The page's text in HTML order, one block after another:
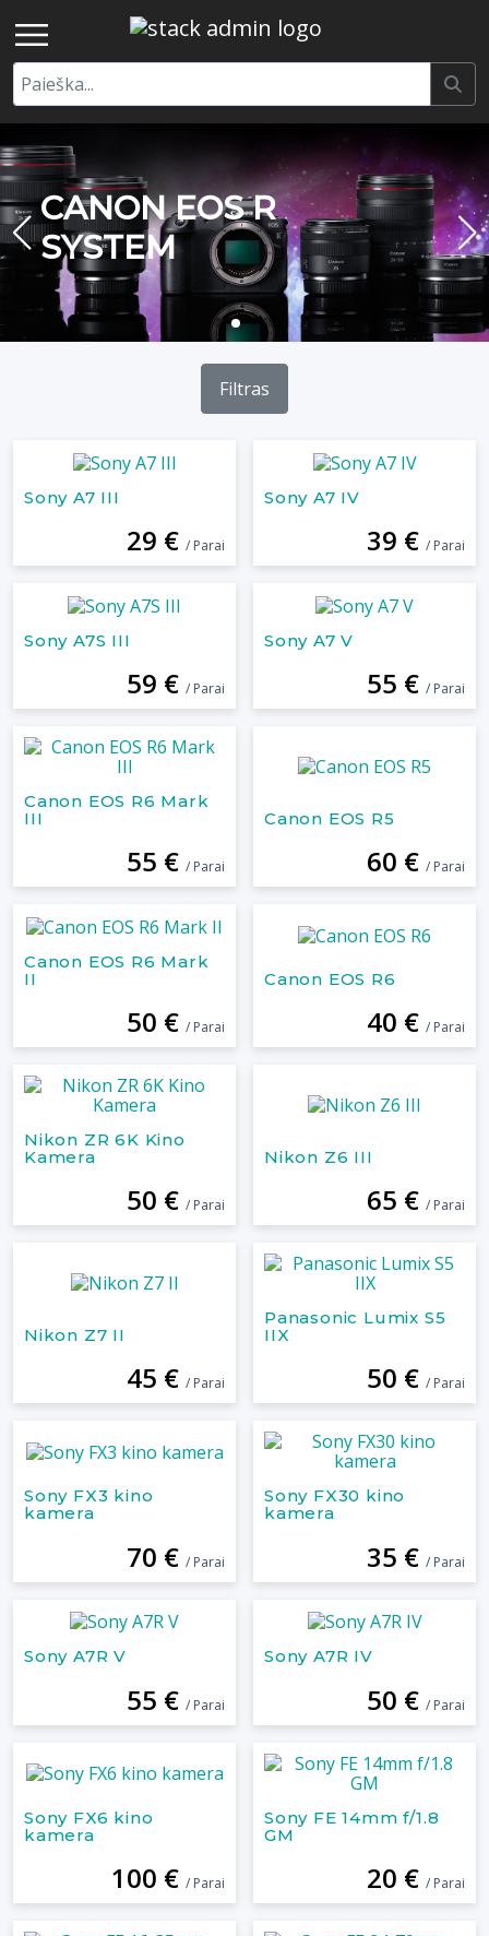
CANON EOS R
SYSTEM
Filtras
Sony A7 III
29 € / Parai
Sony A7 IV
39 € / Parai
Sony A7S III
59 € / Parai
Sony A7 V
55 € / Parai
Canon EOS R6 Mark
III
55 € / Parai
Canon EOS R5
60 € / Parai
Canon EOS R6 Mark
II
50 € / Parai
Canon EOS R6
40 € / Parai
Nikon ZR 6K Kino
Kamera
50 € / Parai
Nikon Z6 III
65 € / Parai
Nikon Z7 II
45 € / Parai
Panasonic Lumix S5
IIX
50 € / Parai
Sony FX3 kino
kamera
70 € / Parai
Sony FX30 kino
kamera
35 € / Parai
Sony A7R V
55 € / Parai
Sony A7R IV
50 € / Parai
Sony FX6 kino
kamera
100 € / Parai
Sony FE 14mm f/1.8
GM
20 € / Parai